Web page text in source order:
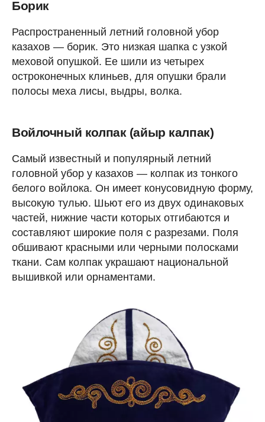
Борик
Распространенный летний головной убор
казахов — борик. Это низкая шапка с узкой
меховой опушкой. Ее шили из четырех
остроконечных клиньев, для опушки брали
полосы меха лисы, выдры, волка.
Войлочный колпак (айыр калпак)
Самый известный и популярный летний
головной убор у казахов — колпак из тонкого
белого войлока. Он имеет конусовидную форму,
высокую тулью. Шьют его из двух одинаковых
частей, нижние части которых отгибаются и
составляют широкие поля с разрезами. Поля
обшивают красными или черными полосками
ткани. Сам колпак украшают национальной
вышивкой или орнаментами.